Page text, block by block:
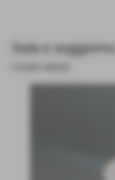
Sala e soggiorno